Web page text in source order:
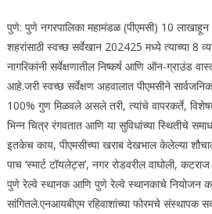
पुणे: पुणे नगरपालिका महामंडळ (पीएमसी) 10
शहरांसाठी स्वच्छ सर्वेखान 202425 मध्ये त्याच्या 8
नागरिकांनी सर्वेक्षणातील निष्कर्ष आणि ऑन-ग्राउंड
आहे.जरी स्वच्छ सर्वेक्षण अहवालात पीएमसीने
100% गुण मिळवले असले तरी, त्यांचे वापरकर्ते,
भिन्न चित्र रंगवतात आणि या सुविधांच्या स्थितीचे
इतकेच काय, पीएमसीच्या खराब देखभाल केलेल्या
पाच ‘स्मार्ट टॉयलेट्स’, नगर रोडवरील वाघोली,
पुणे रेल्वे स्थानक आणि पुणे रेल्वे स्थानकाचे नियोजन
सांगितले.एनआयबीएम रहिवाशांच्या फोरमचे संस्थापक